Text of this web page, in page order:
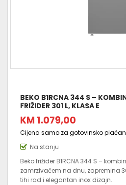
BEKO B1RCNA 344 S –
FRIŽIDER 301 L, KLASA E
KM 1.079,00
Cijena samo za gotovinsko
Na stanju
Beko frižider B1RCNA 344 S –
zamrzivačem na dnu, zapremina
tihi rad i elegantan inox dizajn.